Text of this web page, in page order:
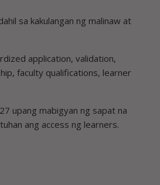
sa kakulangan ng malinaw at
application, validation,
faculty qualifications, learner
upang mabigyan ng sapat na
ang access ng learners.